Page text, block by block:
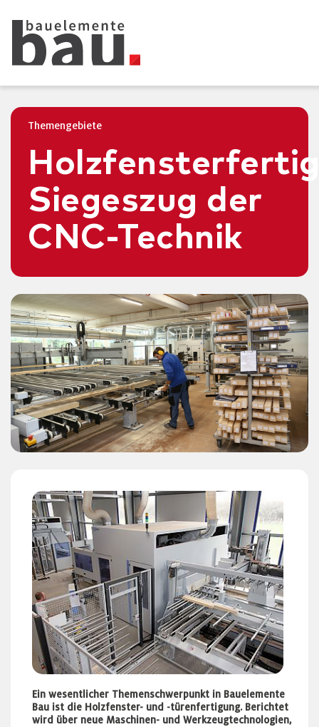
Themengebiete
Siegeszug der
CNC-Technik
Ein wesentlicher Themenschwerpunkt in Bauelemente
Bau ist die Holzfenster- und -türenfertigung. Berichtet
wird über neue Maschinen- und Werkzeugtechnologien,